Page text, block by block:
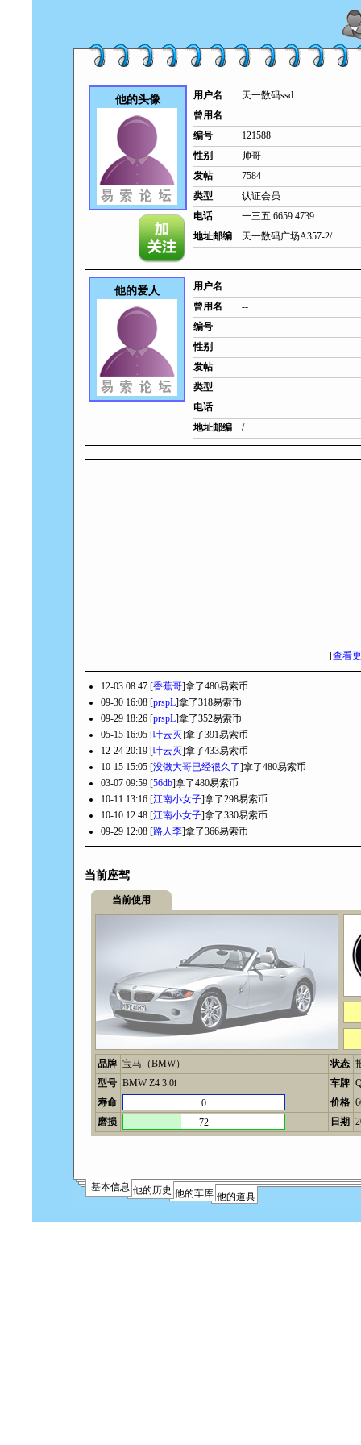
他的头像 用户名
天一数码ssd
曾用名
编号
121588
性别
帅哥
发帖
7584
类型
认证会员
电话
一三五 6659 4739
地址邮编
天一数码广场A357-2/
他的爱人
用户名
曾用名
--
编号
性别
发帖
类型
电话
地址邮编
/
[查看
12-03 08:47 [香蕉哥]拿了480易索币
09-30 16:08 [prspL]拿了318易索币
09-29 18:26 [prspL]拿了352易索币
05-15 16:05 [叶云灭]拿了391易索币
12-24 20:19 [叶云灭]拿了433易索币
10-15 15:05 [没做大哥已经很久了]拿了480易索币
03-07 09:59 [56db]拿了480易索币
10-11 13:16 [江南小女子]拿了298易索币
10-10 12:48 [江南小女子]拿了330易索币
09-29 12:08 [路人李]拿了366易索币
当前座驾
当前使用
品牌 宝马（BMW） 状态
型号 BMW Z4 3.0i 车牌
寿命
0 价格
磨损
72 日期
基本信息 他的历史 他的车库 他的道具